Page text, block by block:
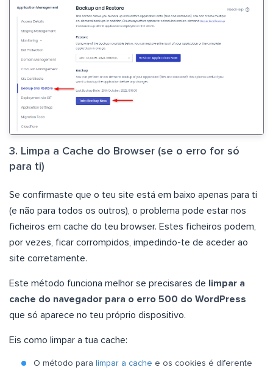
3. Limpa a Cache do Browser (se o erro for só
para ti)
Se confirmaste que o teu site está em baixo apenas para ti
(e não para todos os outros), o problema pode estar nos
ficheiros em cache do teu browser. Estes ficheiros podem,
por vezes, ficar corrompidos, impedindo-te de aceder ao
site corretamente.
Este método funciona melhor se precisares de
limpar a
cache do navegador para o erro 500 do WordPress
que só aparece no teu próprio dispositivo.
Eis como limpar a tua cache:
O método para limpar a cache e os cookies é diferente